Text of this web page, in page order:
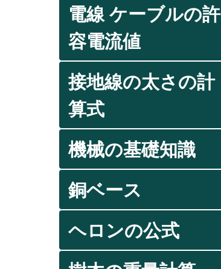
電線 ケーブルの許
容電流値
接地線の太さの計
算式
機械の基礎知識
銅ベース
ヘロンの公式